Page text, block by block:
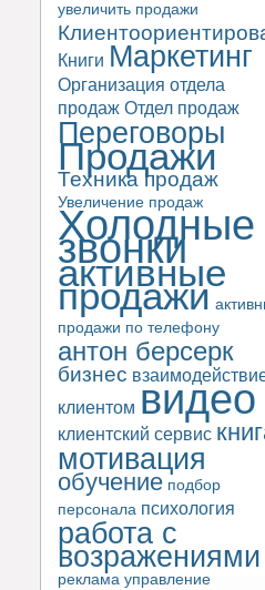
увеличить продажи
Книги Маркетинг
Организация отдела
продаж Отдел продаж
Переговоры
Продажи
Техника продаж
Увеличение продаж
Холодные
звонки
активные
продажи
продажи по телефону
антон берсерк
бизнес
клиентом видео
клиентский сервис
мотивация
обучение подбор
персонала психология
работа с
возражениями
реклама управление